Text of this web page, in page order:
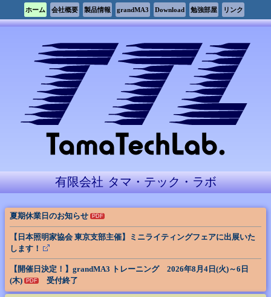
リンク
勉強部屋
製品情報
会社概要
ホーム
有限会社 タマ・テック・ラボ
夏期休業日のお知らせ PDF
【日本照明家協会 東京支部主催】ミニライティングフェアに出展いた
します！
【開催日決定！】grandMA3 トレーニング 2026年8月4日(火)～6日
(木) PDF 受付終了